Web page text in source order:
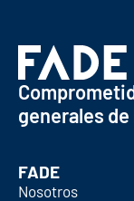
generales
FADE
Nosotros